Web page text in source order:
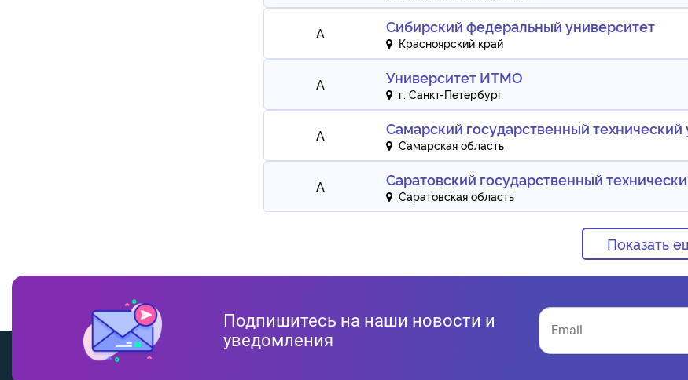
A Сибирский федеральный университет
Красноярский край
A Университет ИТМО
г. Санкт-Петербург
A Самарский государственный технический
Самарская область
A Саратовский государственный
Саратовская область
Показать
Подпишитесь на наши новости и
уведомления